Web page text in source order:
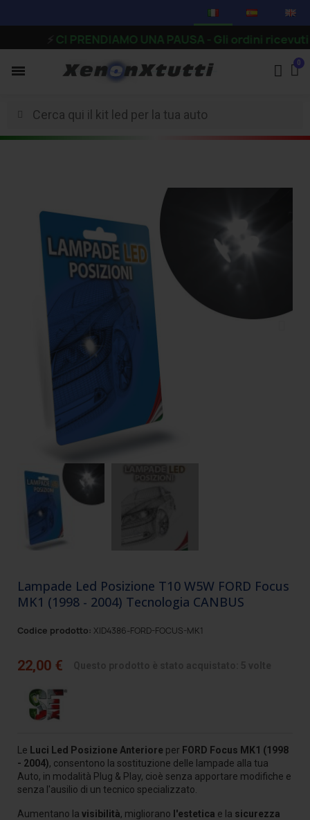
CI PRENDIAMO UNA PAUSA - Gli ordini ricevuti
Lampade Led Posizione T10 W5W FORD Focus
MK1 (1998 - 2004) Tecnologia CANBUS
Codice prodotto: XID4386-FORD-FOCUS-MK1
22,00 €
Le Luci Led Posizione Anteriore per FORD Focus MK1 (1998
- 2004), consentono la sostituzione delle lampade alla tua
Auto, in modalità Plug & Play, cioè senza apportare modifiche e
senza l'ausilio di un tecnico specializzato.
Aumentano la visibilità, migliorano l'estetica e la sicurezza